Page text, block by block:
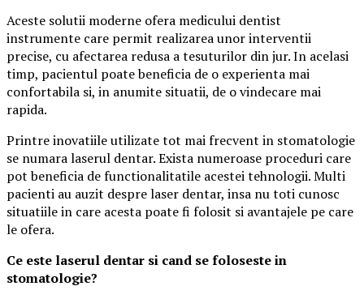
Aceste solutii moderne ofera medicului dentist
instrumente care permit realizarea unor interventii
precise, cu afectarea redusa a tesuturilor din jur. In acelasi
timp, pacientul poate beneficia de o experienta mai
confortabila si, in anumite situatii, de o vindecare mai
rapida.
Printre inovatiile utilizate tot mai frecvent in stomatologie
se numara laserul dentar. Exista numeroase proceduri care
pot beneficia de functionalitatile acestei tehnologii. Multi
pacienti au auzit despre laser dentar, insa nu toti cunosc
situatiile in care acesta poate fi folosit si avantajele pe care
le ofera.
Ce este laserul dentar si cand se foloseste in
stomatologie?